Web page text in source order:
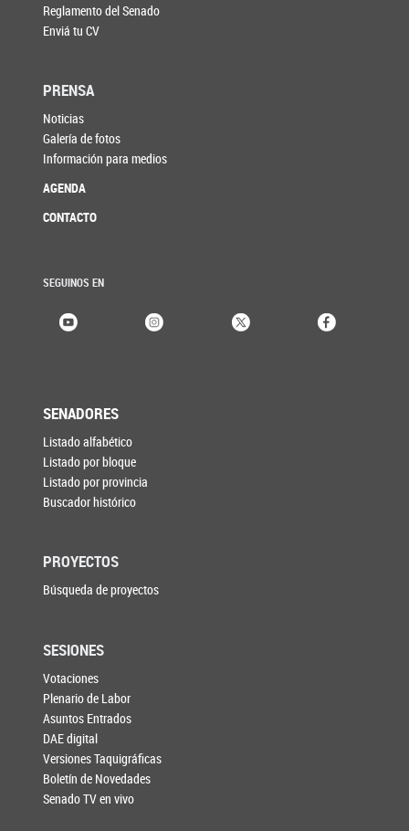
Reglamento del Senado
Enviá tu CV
PRENSA
Noticias
Galería de fotos
Información para medios
AGENDA
CONTACTO
SEGUINOS EN
SENADORES
Listado alfabético
Listado por bloque
Listado por provincia
Buscador histórico
PROYECTOS
Búsqueda de proyectos
SESIONES
Votaciones
Plenario de Labor
Asuntos Entrados
DAE digital
Versiones Taquigráficas
Boletín de Novedades
Senado TV en vivo